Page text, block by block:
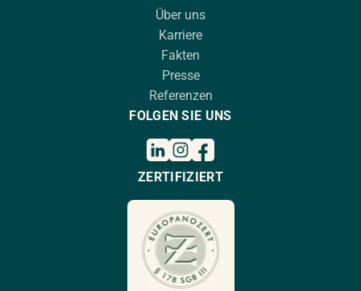
Über uns
Karriere
Fakten
Presse
Referenzen
FOLGEN SIE UNS
ZERTIFIZIERT